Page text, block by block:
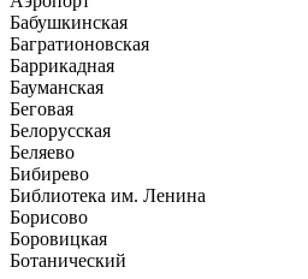
Бабушкинская
Багратионовская
Баррикадная
Бауманская
Беговая
Белорусская
Беляево
Бибирево
Библиотека им. Ленина
Борисово
Боровицкая
Ботанический